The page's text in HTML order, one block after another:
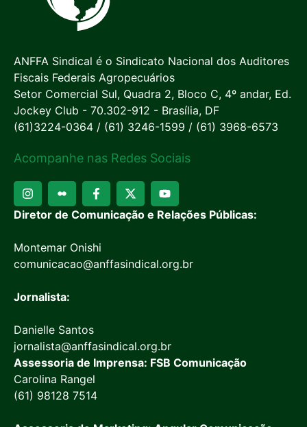
ANFFA Sindical é o Sindicato Nacional dos Auditores
Fiscais Federais Agropecuários
Setor Comercial Sul, Quadra 2, Bloco C, 4º andar, Ed.
Jockey Club - 70.302-912 - Brasília, DF
(61)3224-0364 / (61) 3246-1599 / (61) 3968-6573
Acompanhe nas Redes Sociais
Diretor de Comunicação e Relações Públicas:
Montemar Onishi
comunicacao@anffasindical.org.br
Jornalista:
Danielle Santos
jornalista@anffasindical.org.br
Assessoria de Imprensa: FSB Comunicação
Carolina Rangel
(61) 98128 7514